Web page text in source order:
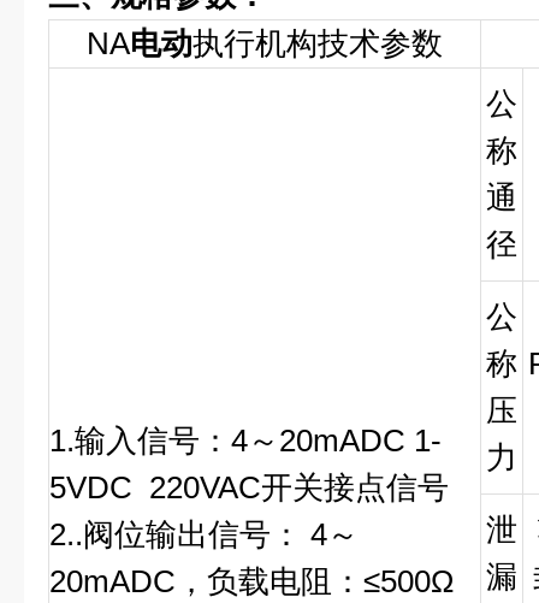
NA电动执行机构技术参数
1.输入信号：4～20mADC 1-
5VDC 220VAC开关接点信号
2..阀位输出信号： 4～
20mADC，负载电阻：≤500Ω
公
称
通
径
公
称
压
力
泄
漏